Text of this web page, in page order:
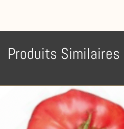
Produits Similaires